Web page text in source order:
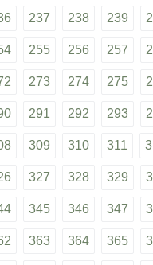
237 238 239
255 256 257
273 274 275
291 292 293
309 310 311
327 328 329
345 346 347
363 364 365